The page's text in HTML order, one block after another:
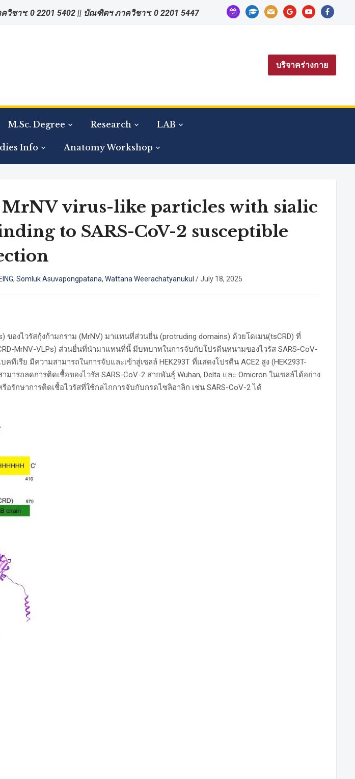
calendar-
check-
graduation-
cap
mail googleyoutubefacebook
วิชาฯ: 0 2201 5402 || บัณฑิตฯ ภาควิชาฯ: 0 2201 5447
บริจาคร่างกาย
M.Sc. Degree Research LAB
Info Anatomy Workshop
virus-like particles with sialic
to SARS-CoV-2 susceptible
, Somluk Asuvapongpatana, Wattana Weerachatyanukul /July 18, 2025
งไวรัสกุ้งก้ามกราม (MrNV) มาแทนที่ส่วนยื่น (protruding domains) ด้วยโดเมน(tsCRD) ที่
MrNV-VLPs) ส่วนยื่นที่นำมาแทนที่นี้ มีบทบาทในการจับกับโปรตีนหนามของไวรัส SARS-CoV-
รีย มีความสามารถในการจับและเข้าสู่เซลล์ HEK293T ที่แสดงโปรตีน ACE2 สูง (HEK293T-
รถลดการติดเชื้อของไวรัส SARS-CoV-2 สายพันธุ์ Wuhan, Delta และ Omicron ในเซลล์ได้อย่าง
รักษาการติดเชื้อไวรัสที่ใช้กลไกการจับกับกรดไซลิอาลิก เช่น SARS-CoV-2 ได้